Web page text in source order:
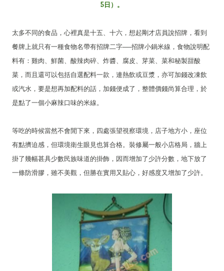
5日）。
太多不同的食品，心裡真是十五、十六，想起剛才店員說招牌，看到
餐牌上就只有一種食物名帶有招牌二字──招牌小鍋米線，食物說明配
料有：雞肉、鮮菌、酸辣肉碎、炸醬、腐皮、芽菜、菜和秘製甜酸
菜，而且還可以包括自選配料一款，連熱飲或豆漿，亦可加錢改凍飲
或汽水，要是想再加配料的話，加錢便成了，整體價錢尚算合理，於
是點了一個小麻辣口味的米線。
等吃的時候當然不會閒下來，四處張望視察環境，店子地方小，座位
有點擠迫感，但環境衛生眼見也算合格。裝修屬一般小店格局，牆上
掛了幾幅甚具少數民族味道的掛飾，因而增加了少許分數，地下放了
一條防滑膠，雖不美觀，但勝在實用又貼心，好感度又增加了少許。